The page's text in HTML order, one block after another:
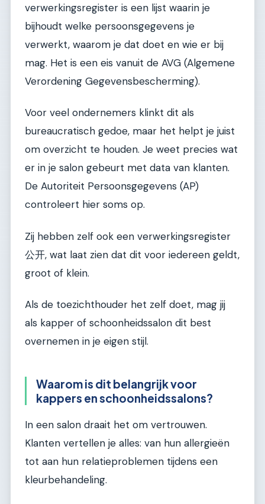
verwerkingsregister is een lijst waarin je
bijhoudt welke persoonsgegevens je
verwerkt, waarom je dat doet en wie er bij
mag. Het is een eis vanuit de AVG (Algemene
Verordening Gegevensbescherming).
Voor veel ondernemers klinkt dit als
bureaucratisch gedoe, maar het helpt je juist
om overzicht te houden. Je weet precies wat
er in je salon gebeurt met data van klanten.
De Autoriteit Persoonsgegevens (AP)
controleert hier soms op.
Zij hebben zelf ook een verwerkingsregister
公开, wat laat zien dat dit voor iedereen geldt,
groot of klein.
Als de toezichthouder het zelf doet, mag jij
als kapper of schoonheidssalon dit best
overnemen in je eigen stijl.
Waarom is dit belangrijk voor
kappers en schoonheidssalons?
In een salon draait het om vertrouwen.
Klanten vertellen je alles: van hun allergieën
tot aan hun relatieproblemen tijdens een
kleurbehandeling.